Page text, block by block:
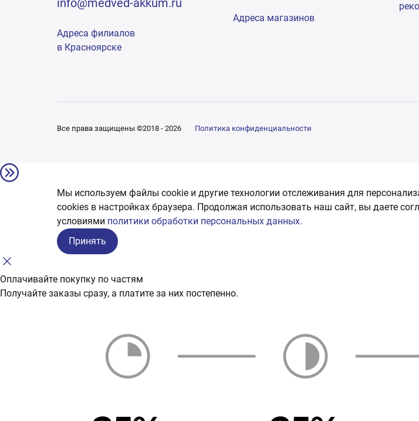
info@medved-akkum.ru
Адреса филиалов
в Красноярске
Адреса магазинов
Все права защищены ©2018 - 2026 Политика конфиденциальности
Мы используем файлы cookie и другие технологии отслеживания для
сookies в настройках браузера. Продолжая использовать наш сайт, вы даете
условиями политики обработки персональных данных.
Принять
Оплачивайте покупку по частям
Получайте заказы сразу, а платите за них постепенно.